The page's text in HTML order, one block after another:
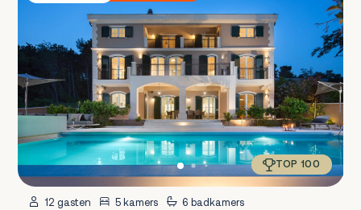
TOP 100
12 gasten 5 kamers 6 badkamers